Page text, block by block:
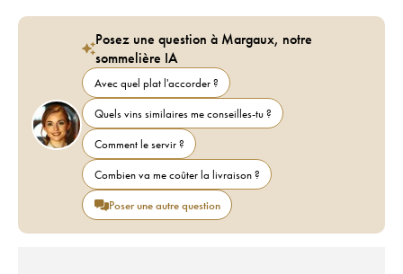
Posez une question à Margaux, notre
sommelière IA
Avec quel plat l'accorder ?
Quels vins similaires me conseilles-tu ?
Comment le servir ?
Combien va me coûter la livraison ?
Poser une autre question